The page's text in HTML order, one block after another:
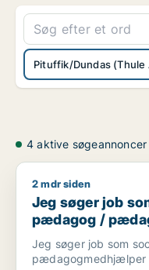
Pituffik/Dundas (Thule
4 aktive søgeannoncer
Jeg søger job som
2 mdr siden
Jeg søger job
pædagog /
Jeg søger job som
pædagogmedhjælper